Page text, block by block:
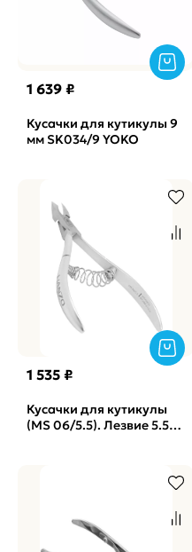
1 639 ₽
Кусачки для кутикулы 9
мм SK034/9 YOKO
1 535 ₽
Кусачки для кутикулы
(MS 06/5.5). Лезвие 5.5